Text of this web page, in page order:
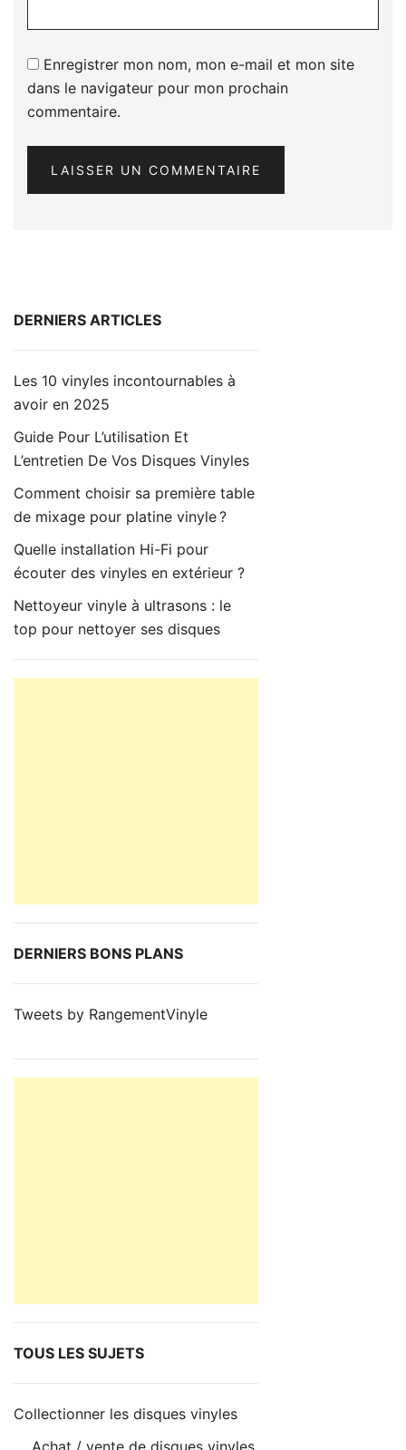
Enregistrer mon nom, mon e-mail et mon site
dans le navigateur pour mon prochain
commentaire.
DERNIERS ARTICLES
Les 10 vinyles incontournables à
avoir en 2025
Guide Pour L’utilisation Et
L’entretien De Vos Disques Vinyles
Comment choisir sa première table
de mixage pour platine vinyle ?
Quelle installation Hi-Fi pour
écouter des vinyles en extérieur ?
Nettoyeur vinyle à ultrasons : le
top pour nettoyer ses disques
DERNIERS BONS PLANS
Tweets by RangementVinyle
TOUS LES SUJETS
Collectionner les disques vinyles